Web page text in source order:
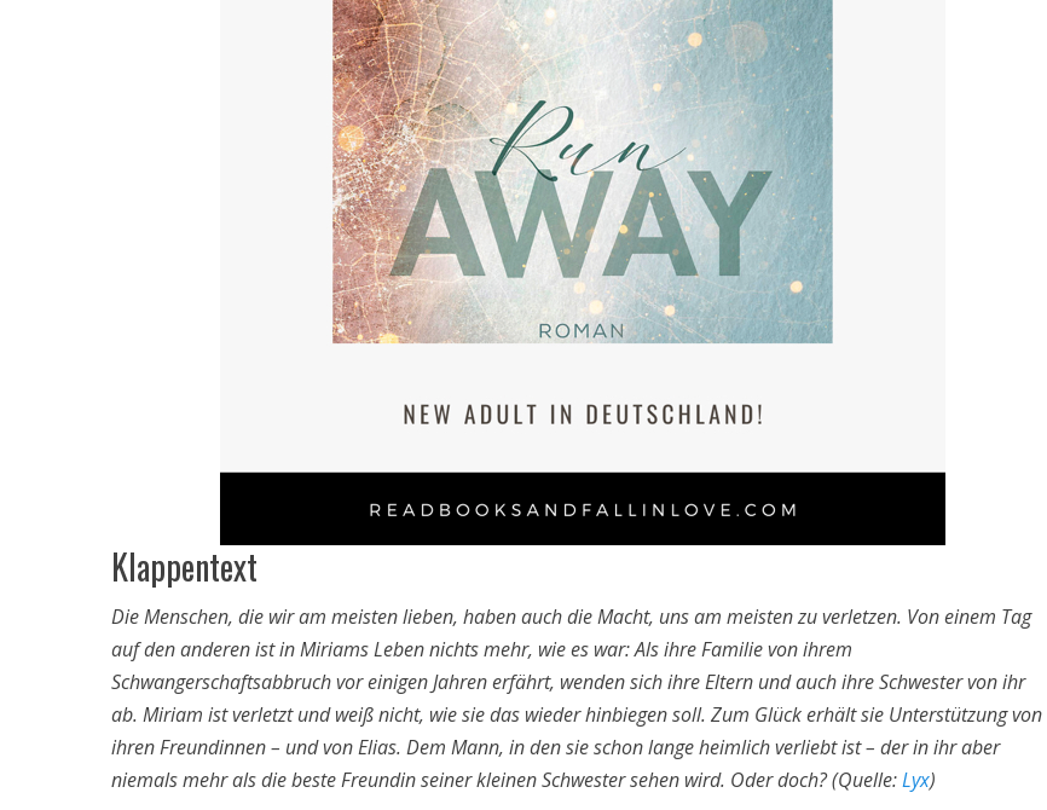
Klappentext
Die Menschen, die wir am meisten lieben, haben auch die Macht, uns am meisten zu verletzen. Von einem Tag
auf den anderen ist in Miriams Leben nichts mehr, wie es war: Als ihre Familie von ihrem
Schwangerschaftsabbruch vor einigen Jahren erfährt, wenden sich ihre Eltern und auch ihre Schwester von ihr
ab. Miriam ist verletzt und weiß nicht, wie sie das wieder hinbiegen soll. Zum Glück erhält sie Unterstützung von
ihren Freundinnen – und von Elias. Dem Mann, in den sie schon lange heimlich verliebt ist – der in ihr aber
niemals mehr als die beste Freundin seiner kleinen Schwester sehen wird. Oder doch?(Quelle:Lyx)